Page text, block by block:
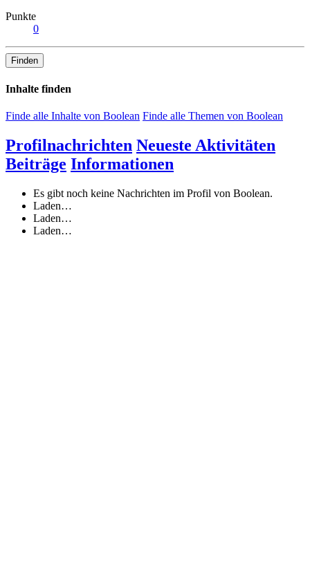
Punkte
0
Finden
Inhalte finden
Finde alle Inhalte von Boolean Finde alle Themen von Boolean
Profilnachrichten Neueste Aktivitäten
Beiträge Informationen
Es gibt noch keine Nachrichten im Profil von Boolean.
Laden…
Laden…
Laden…